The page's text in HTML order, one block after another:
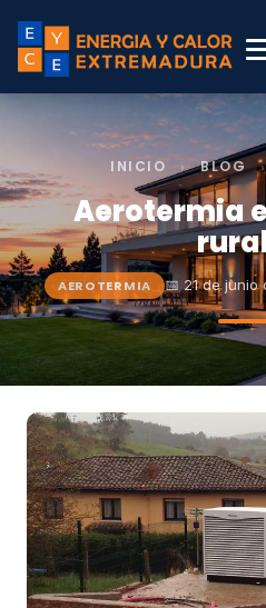
INICIO › BLOG
Aerotermia
AEROTERMIA 📅 21 de junio